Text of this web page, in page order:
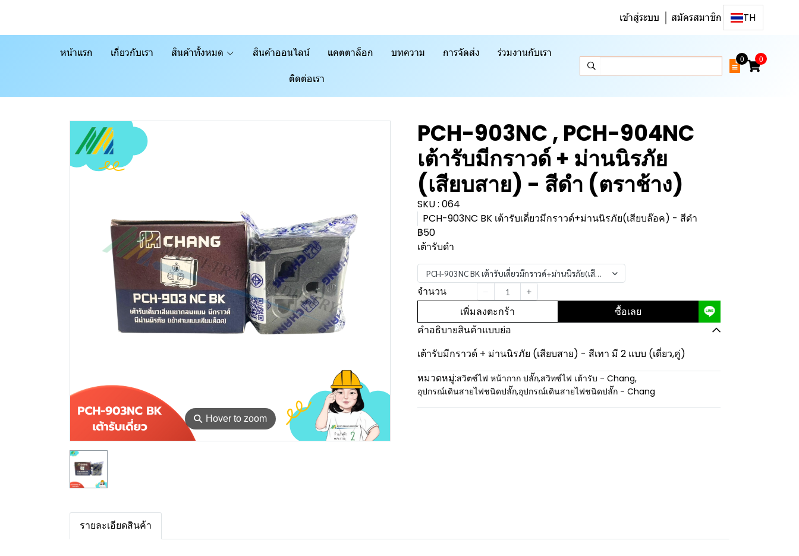
เข้าสู่ระบบ สมัครสมาชิก TH
หน้าแรก เกี่ยวกับเรา สินค้าทั้งหมด สินค้าออนไลน์ แคตตาล็อก บทความ การจัดส่ง ร่วมงานกับเรา
ติดต่อเรา
0 0
⚲ Hover to zoom
PCH-903NC , PCH-904NC
เต้ารับมีกราวด์ + ม่านนิรภัย
(เสียบสาย) - สีดำ (ตราช้าง)
SKU : 064
PCH-903NC BK เต้ารับเดี่ยวมีกราวด์+ม่านนิรภัย(เสียบล๊อค) - สีดำ
฿50
เต้ารับดำ
PCH-903NC BK เต้ารับเดี่ยวมีกราวด์+ม่านนิรภัย(เสียบล๊อค) - สีดำ
จำนวน
เพิ่มลงตะกร้า ซื้อเลย
คำอธิบายสินค้าแบบย่อ
เต้ารับมีกราวด์ + ม่านนิรภัย (เสียบสาย) - สีเทา มี 2 แบบ (เดี่ยว,คู่)
หมวดหมู่:สวิตซ์ไฟ หน้ากาก ปลั๊ก,สวิทซ์ไฟ เต้ารับ - Chang,
อุปกรณ์เดินสายไฟชนิดปลั๊ก,อุปกรณ์เดินสายไฟชนิดปลั๊ก - Chang
รายละเอียดสินค้า